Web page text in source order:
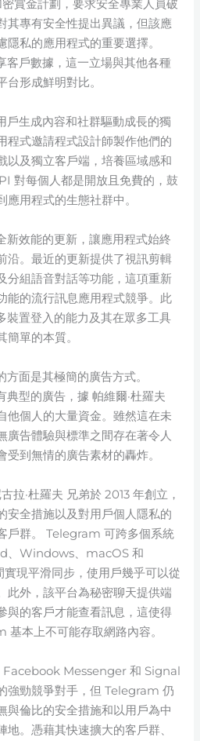
賞金計劃，要求安全專業人員破
其專有安全性提出異議，但該應
私的應用程式的重要選擇。
戶數據，這一立場與其他各種
形成鮮明對比。
生成內容和社群驅動成長的獨
程式邀請程式設計師製作他們的
以及獨立客戶端，培養區域感和
對每個人都是開放且免費的，鼓
用程式的生態社群中。
效能的更新，讓應用程式始終
沿。最近的更新提供了視訊剪輯
分組語音對話等功能，這項重新
能的流行訊息應用程式競爭。此
置登入的能力及其在眾多工具
單的本質。
面是其極簡的廣告方式。
型的廣告，據 帕維爾·杜羅夫
他個人的大量資金。雖然這在未
廣告體驗與標準之間存在著令人
到無情的廣告素材的轟炸。
·杜羅夫 兄弟於 2013 年創立，
安全措施以及對用戶個人隱私的
戶群。 Telegram 可跨多個系統
、Windows、macOS 和
現平滑同步，使用戶幾乎可以從
此外，該平台為秘密聊天提供端
與的客戶才能查看訊息，這使得
本上不可能存取網路內容。
Messenger 和 Signal
強勁競爭對手，但 Telegram 仍
與倫比的安全措施和以用戶為中
。憑藉其快速擴大的客戶群、